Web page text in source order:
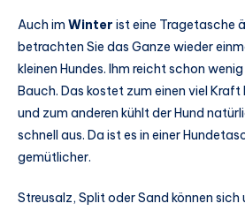
Auch im Winter ist eine Tragetasche
betrachten Sie das Ganze wieder
kleinen Hundes. Ihm reicht schon
Bauch. Das kostet zum einen viel
und zum anderen kühlt der Hund
schnell aus. Da ist es in einer
gemütlicher.
Streusalz, Split oder Sand können